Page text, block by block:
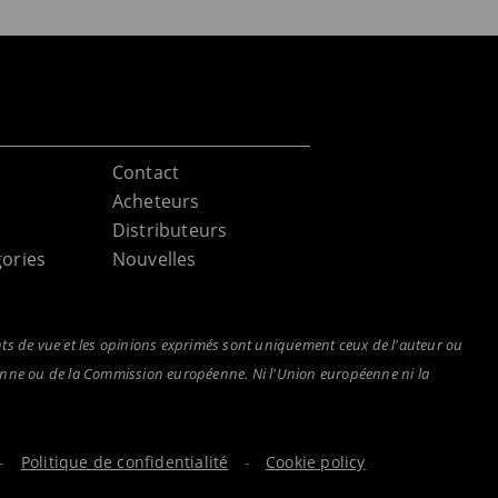
Contact
Acheteurs
Distributeurs
Nouvelles
de vue et les opinions exprimés sont uniquement ceux de l'auteur ou
ou de la Commission européenne. Ni l'Union européenne ni la
- Politique de confidentialité - Cookie policy